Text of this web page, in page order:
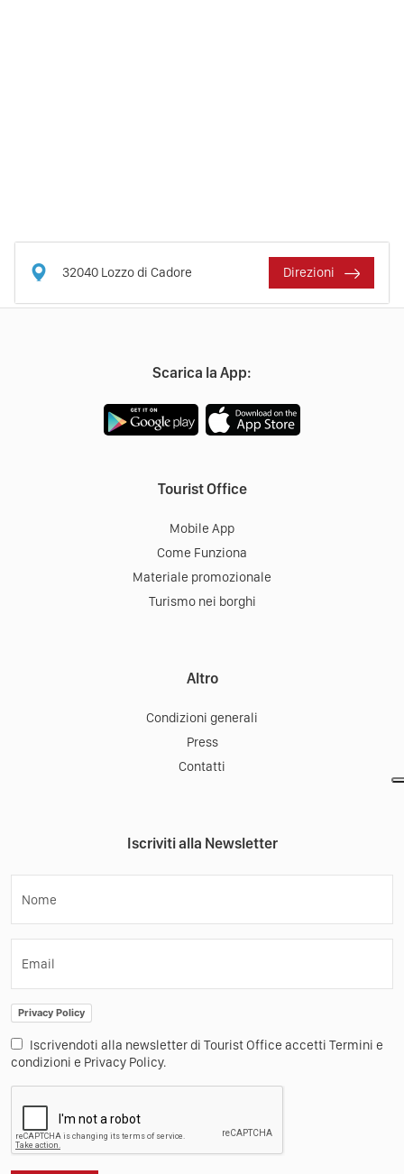
32040 Lozzo di Cadore Direzioni
Scarica la App:
Tourist Office
Mobile App
Come Funziona
Materiale promozionale
Turismo nei borghi
Altro
Condizioni generali
Press
Contatti
Iscriviti alla Newsletter
Nome
Email
Privacy Policy
Iscrivendoti alla newsletter di Tourist Office accetti Termini e
condizioni e Privacy Policy.